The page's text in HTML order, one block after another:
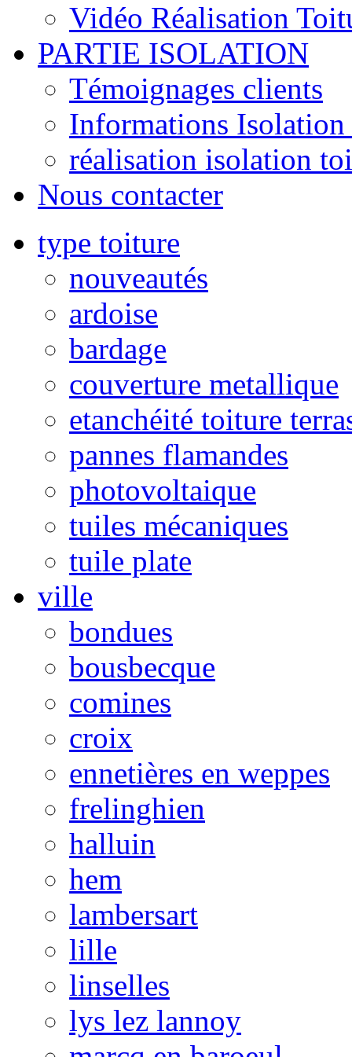
Vidéo Réalisation
PARTIE ISOLATION
Témoignages clients
Informations
réalisation isolation
Nous contacter
type toiture
nouveautés
ardoise
bardage
couverture metallique
etanchéité toiture
pannes flamandes
photovoltaique
tuiles mécaniques
tuile plate
ville
bondues
bousbecque
comines
croix
ennetières en weppes
frelinghien
halluin
hem
lambersart
lille
linselles
lys lez lannoy